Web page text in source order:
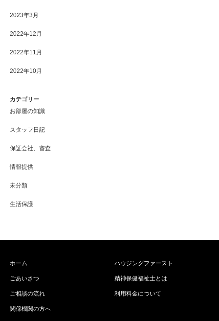
2023年3月
2022年12月
2022年11月
2022年10月
カテゴリー
お部屋の知識
スタッフ日記
保証会社、審査
情報提供
未分類
生活保護
ホーム
ごあいさつ
ご相談の流れ
関係機関の方へ
ハウジングファースト
精神保健福祉士とは
利用料金について